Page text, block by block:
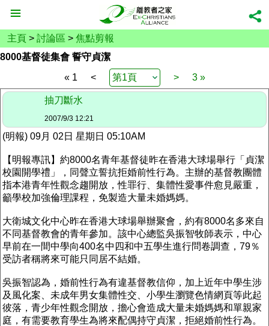
主頁 > 討論區 > 焦點剪報
8000基督徒集會 誓守貞潔
« 1
< > 3 »
抽刀斷水
2007/9/3 12:21
(明報) 09月 02日 星期日 05:10AM
【明報專訊】約8000名青年基督徒昨在香港大球場舉行「貞潔
校園開學禮」，同聲立誓抗拒婚前性行為。主辦的基督教團體
指本港青年性觀念趨開放，性罪行、集體性愛事件愈見嚴重，
籲學校加強倫理課程，免製造大量未婚媽媽。
大衛城文化中心昨在香港大球場舉辦聚會，約有8000名多來自
不同基督教會的青年參加。該中心總監吳振智牧師表示，中心
早前在一間中學向400名中四和中五學生進行問卷調查，79％
受訪者稱將來可能只同居不結婚。
吳振智認為，婚前性行為有違基督教信仰，加上近年中學生涉
及風化案、未成年男女集體性交、小學生瀏覽色情網頁等此起
彼落，青少年性觀念開放，擔心會造成大量未婚媽媽和單親家
庭，有需要教育學生為將來配偶持守貞潔，拒絕婚前性行為。